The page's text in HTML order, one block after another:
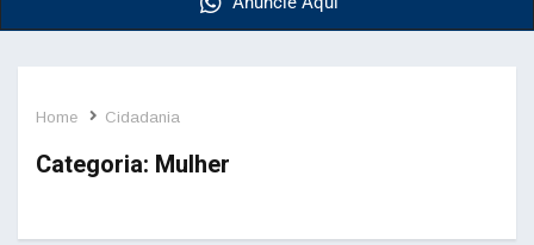
Home Cidadania
Categoria: Mulher